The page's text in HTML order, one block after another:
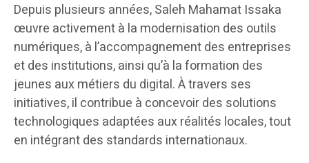
Depuis plusieurs années, Saleh Mahamat Issaka
œuvre activement à la modernisation des outils
numériques, à l’accompagnement des entreprises
et des institutions, ainsi qu’à la formation des
jeunes aux métiers du digital. À travers ses
initiatives, il contribue à concevoir des solutions
technologiques adaptées aux réalités locales, tout
en intégrant des standards internationaux.